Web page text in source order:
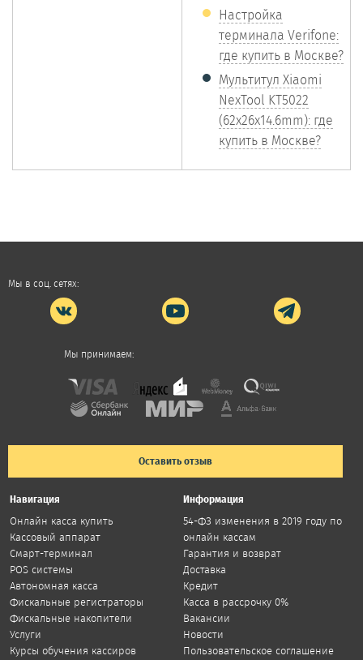
Настройка
терминала Verifone:
где купить в Москве?
Мультитул Xiaomi
NexTool KT5022
(62x26x14.6mm): где
купить в Москве?
Мы в соц. сетях:
Мы принимаем:
Оставить отзыв
Навигация
Онлайн касса купить
Кассовый аппарат
Смарт-терминал
POS системы
Автономная касса
Фискальные регистраторы
Фискальные накопители
Услуги
Курсы обучения кассиров
Информация
54-ФЗ изменения в 2019 году по
онлайн кассам
Гарантия и возврат
Доставка
Кредит
Касса в рассрочку 0%
Вакансии
Новости
Пользовательское соглашение